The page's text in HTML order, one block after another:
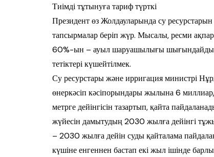
Тиімді тұтынуға тариф түрткі
Президент өз Жолдауларында су ре­сурстарын
тап­сырмалар беріп жүр. Мысалы, ресми
60%-ын – ауыл шаруашылығы шығындайды.
тетіктері күшейтілмек.
Су ресурстары және ирригация ми­нист­рі
өнеркәсіп кә­сіпорындары жылына 6
метрге дейінгісін тазартып, қай­та
жүйе­сін дамытудың 2030 жылға дейінгі
– 2030 жылға дейін суды қайталама
күшіне енген­нен бастап екі жыл ішінде